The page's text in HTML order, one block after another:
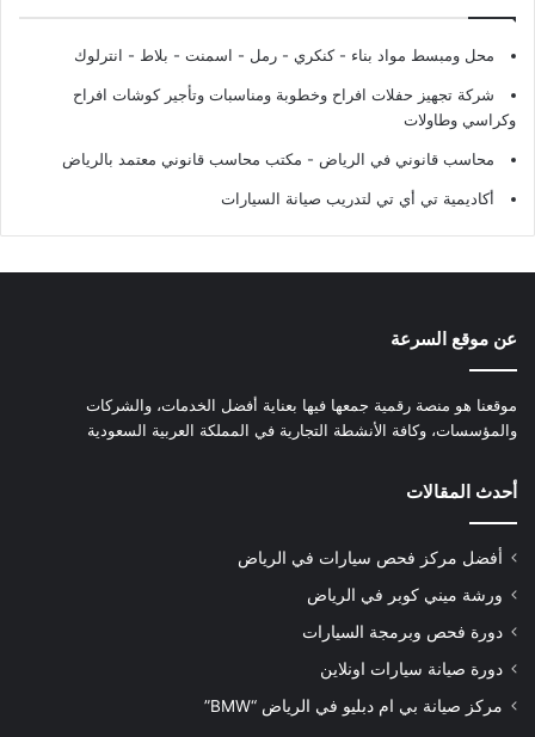
محل ومبسط مواد بناء - كنكري - رمل - اسمنت - بلاط - انترلوك
شركة تجهيز حفلات افراح وخطوبة ومناسبات وتأجير كوشات افراح
وكراسي وطاولات
محاسب قانوني في الرياض - مكتب محاسب قانوني معتمد بالرياض
أكاديمية تي أي تي لتدريب صيانة السيارات
عن موقع السرعة
موقعنا هو منصة رقمية جمعها فيها بعناية أفضل الخدمات، والشركات
والمؤسسات، وكافة الأنشطة التجارية في المملكة العربية السعودية
أحدث المقالات
أفضل مركز فحص سيارات في الرياض
ورشة ميني كوبر في الرياض
دورة فحص وبرمجة السيارات
دورة صيانة سيارات اونلاين
مركز صيانة بي ام دبليو في الرياض “BMW”